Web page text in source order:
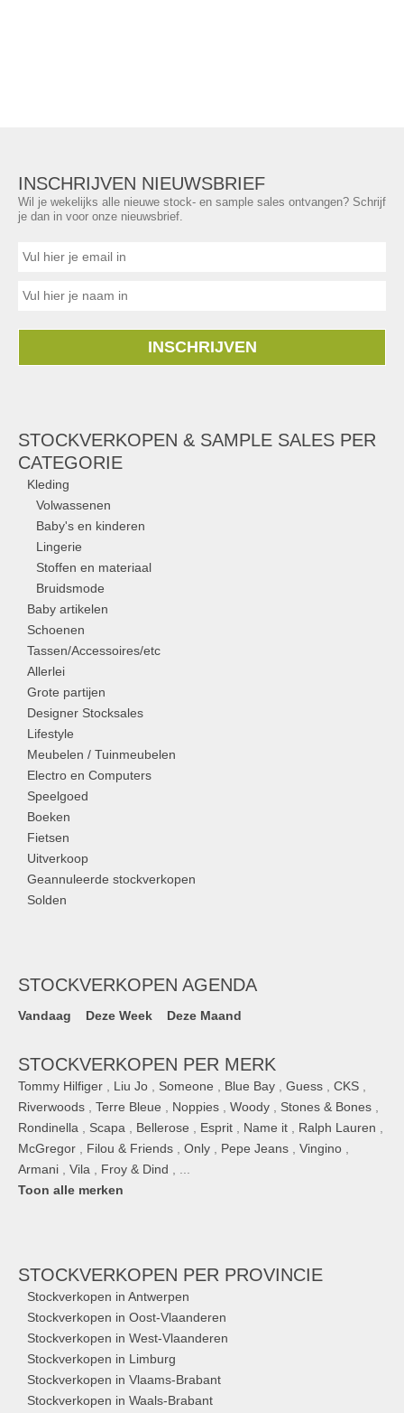
INSCHRIJVEN NIEUWSBRIEF
Wil je wekelijks alle nieuwe stock- en sample sales ontvangen? Schrijf
je dan in voor onze nieuwsbrief.
INSCHRIJVEN
STOCKVERKOPEN & SAMPLE SALES PER
CATEGORIE
Kleding
Volwassenen
Baby's en kinderen
Lingerie
Stoffen en materiaal
Bruidsmode
Baby artikelen
Schoenen
Tassen/Accessoires/etc
Allerlei
Grote partijen
Designer Stocksales
Lifestyle
Meubelen / Tuinmeubelen
Electro en Computers
Speelgoed
Boeken
Fietsen
Uitverkoop
Geannuleerde stockverkopen
Solden
STOCKVERKOPEN AGENDA
Vandaag Deze Week Deze Maand
STOCKVERKOPEN PER MERK
Tommy Hilfiger Liu Jo Someone Blue Bay Guess CKS
Riverwoods
Terre Bleue Noppies Woody Stones & Bones
Rondinella
Scapa Bellerose Esprit Name it Ralph Lauren
McGregor
Filou & Friends Only Pepe Jeans Vingino
Armani
Vila Froy & Dind
Toon alle merken
STOCKVERKOPEN PER PROVINCIE
Stockverkopen in Antwerpen
Stockverkopen in Oost-Vlaanderen
Stockverkopen in West-Vlaanderen
Stockverkopen in Limburg
Stockverkopen in Vlaams-Brabant
Stockverkopen in Waals-Brabant